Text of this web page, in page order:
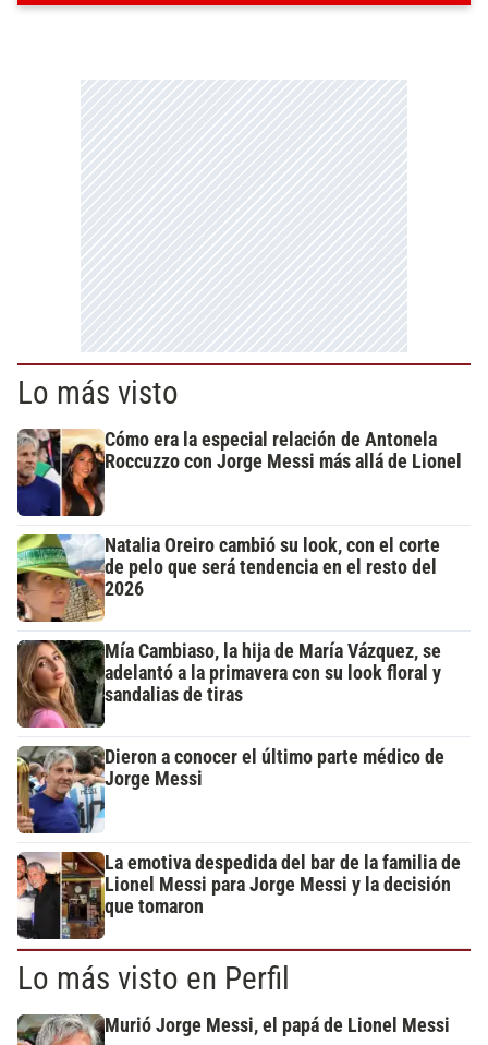
Lo más visto
Cómo era la especial relación de Antonela
Roccuzzo con Jorge Messi más allá de Lionel
Natalia Oreiro cambió su look, con el corte
de pelo que será tendencia en el resto del
2026
Mía Cambiaso, la hija de María Vázquez, se
adelantó a la primavera con su look floral y
sandalias de tiras
Dieron a conocer el último parte médico de
Jorge Messi
La emotiva despedida del bar de la familia de
Lionel Messi para Jorge Messi y la decisión
que tomaron
Lo más visto en Perfil
Murió Jorge Messi, el papá de Lionel Messi